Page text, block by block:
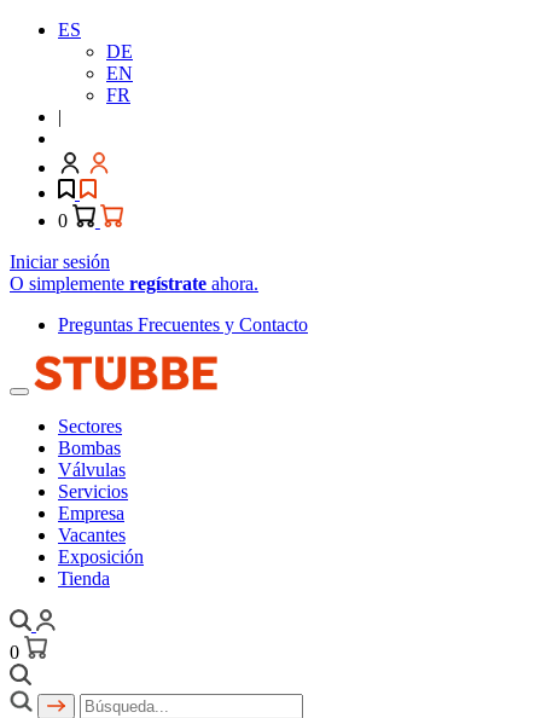
ES
DE
EN
FR
|
0
Iniciar sesión
O simplemente regístrate ahora.
Preguntas Frecuentes y Contacto
Sectores
Bombas
Válvulas
Servicios
Empresa
Vacantes
Exposición
Tienda
0